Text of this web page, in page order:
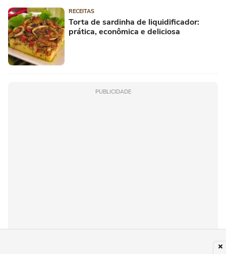
RECEITAS
Torta de sardinha de liquidificador:
prática, econômica e deliciosa
PUBLICIDADE